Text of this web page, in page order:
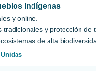
Indígenas
y online.
tradicionales y protección de
de alta